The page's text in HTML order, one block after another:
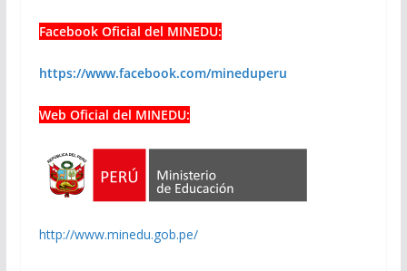
Facebook Oficial del MINEDU:
https://www.facebook.com/mineduperu
Web Oficial del MINEDU:
http://www.minedu.gob.pe/